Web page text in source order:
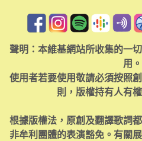
聲明：本維基網站所收集的一
用。
使用者若要使用敬請必須按照
則，版權持有人有
根據版權法，原創及翻譯歌詞
非牟利團體的表演豁免。有關